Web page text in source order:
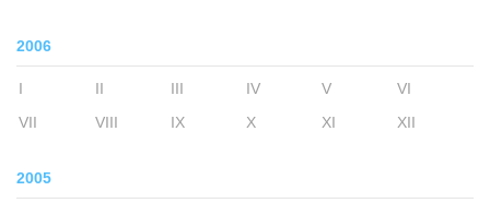
2006
I II III IV V
VI
VII
VIII IX X XI XII
2005